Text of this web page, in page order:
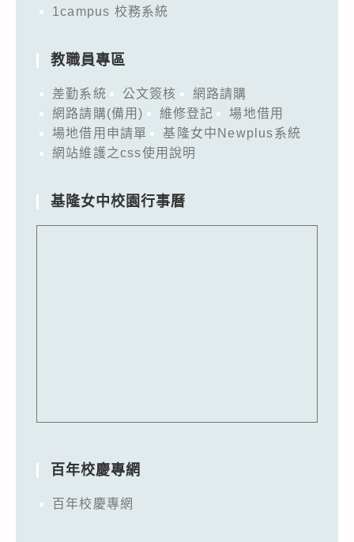
1campus 校務系統
教職員專區
差勤系統 公文簽核
網路請購
網路請購(備用)
維修登記
場地借用
場地借用申請單
基隆女中Newplus系統
網站維護之css使用說明
基隆女中校園行事曆
百年校慶專網
百年校慶專網